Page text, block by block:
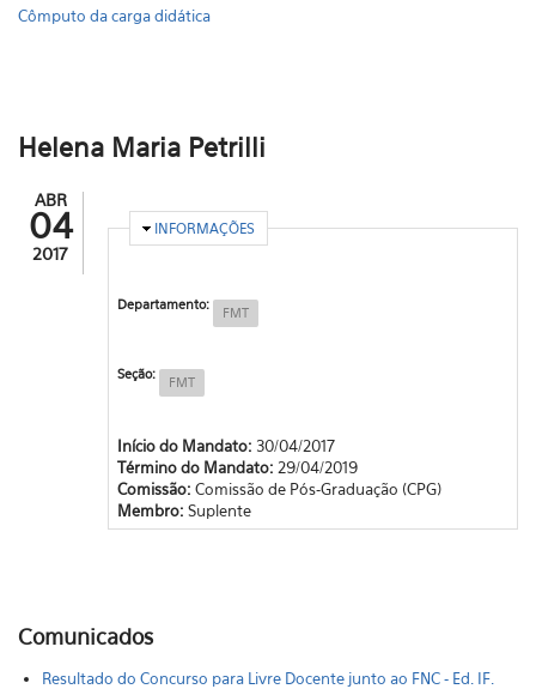
Cômputo da carga didática
Helena Maria Petrilli
ABR
04
2017
OCULTAR
INFORMAÇÕES
Departamento: FMT
Seção: FMT
Início do Mandato: 30/04/2017
Término do Mandato: 29/04/2019
Comissão: Comissão de Pós-Graduação (CPG)
Membro: Suplente
Comunicados
Resultado do Concurso para Livre Docente junto ao FNC - Ed. IF.